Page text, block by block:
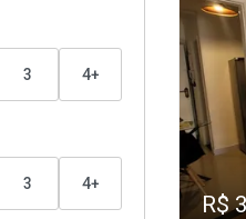
3 4+
3 4+
R$